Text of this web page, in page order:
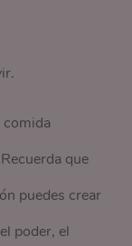
que
puedes crear
poder, el